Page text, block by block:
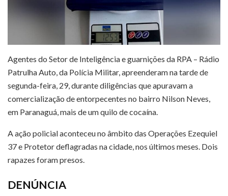
Agentes do Setor de Inteligência e guarnições da RPA – Rádio
Patrulha Auto, da Polícia Militar, apreenderam na tarde de
segunda-feira, 29, durante diligências que apuravam a
comercialização de entorpecentes no bairro Nilson Neves,
em Paranaguá, mais de um quilo de cocaína.
A ação policial aconteceu no âmbito das Operações Ezequiel
37 e Protetor deflagradas na cidade, nos últimos meses. Dois
rapazes foram presos.
DENÚNCIA